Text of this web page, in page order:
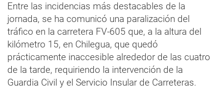
Entre las incidencias más destacables de la
jornada, se ha comunicó una paralización del
tráfico en la carretera FV-605 que, a la altura del
kilómetro 15, en Chilegua, que quedó
prácticamente inaccesible alrededor de las cuatro
de la tarde, requiriendo la intervención de la
Guardia Civil y el Servicio Insular de Carreteras.